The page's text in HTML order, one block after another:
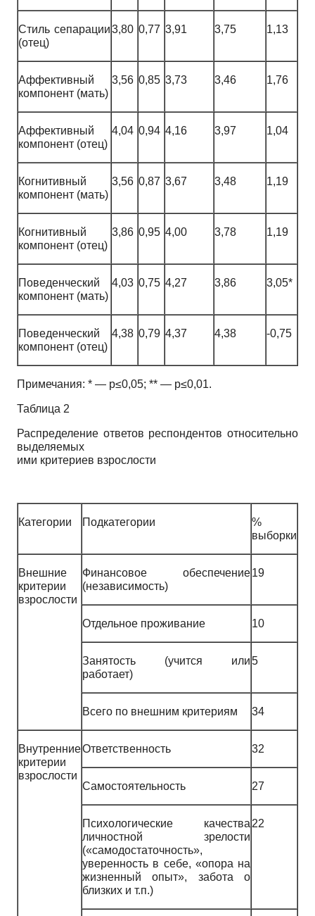
Стиль сепарации
(отец)
3,80 0,77 3,91 3,75 1,13
Аффективный
компонент (мать)
3,56 0,85 3,73 3,46 1,76
Аффективный
компонент (отец)
4,04 0,94 4,16 3,97 1,04
Когнитивный
компонент (мать)
3,56 0,87 3,67 3,48 1,19
Когнитивный
компонент (отец)
3,86 0,95 4,00 3,78 1,19
Поведенческий
компонент (мать)
4,03 0,75 4,27 3,86 3,05*
Поведенческий
компонент (отец)
4,38 0,79 4,37 4,38 -0,75
Примечания: * — р≤0,05; ** — р≤0,01.
Таблица 2
Распределение ответов респондентов относительно
выделяемых
ими критериев взрослости
Категории Подкатегории
%
выборки
Внешние
критерии
взрослости
Финансовое обеспечение
(независимость)
19
Отдельное проживание 10
Занятость (учится или
работает)
5
Всего по внешним критериям 34
Внутренние
критерии
взрослости
Ответственность 32
Самостоятельность 27
Психологические качества
личностной зрелости
(«самодостаточность»,
уверенность в себе, «опора на
жизненный опыт», забота о
близких и т.п.)
22